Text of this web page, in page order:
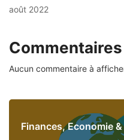
août 2022
Aucun commentaire à
Finances, Economie